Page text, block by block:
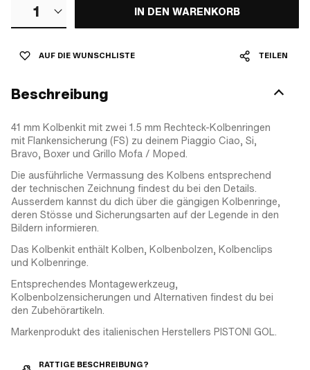
1 IN DEN WARENKORB
AUF DIE WUNSCHLISTE TEILEN
Beschreibung
41 mm Kolbenkit mit zwei 1.5 mm Rechteck-Kolbenringen
mit Flankensicherung (FS) zu deinem Piaggio Ciao, Si,
Bravo, Boxer und Grillo Mofa / Moped.
Die ausführliche Vermassung des Kolbens entsprechend
der technischen Zeichnung findest du bei den Details.
Ausserdem kannst du dich über die gängigen Kolbenringe,
deren Stösse und Sicherungsarten auf der Legende in den
Bildern informieren.
Das Kolbenkit enthält Kolben, Kolbenbolzen, Kolbenclips
und Kolbenringe.
Entsprechendes Montagewerkzeug,
Kolbenbolzensicherungen und Alternativen findest du bei
den Zubehörartikeln.
Markenprodukt des italienischen Herstellers PISTONI GOL.
RATTIGE BESCHREIBUNG?